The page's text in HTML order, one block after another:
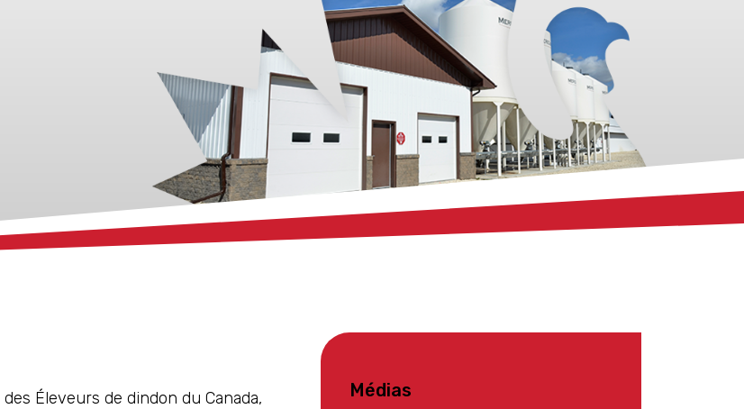
Éleveurs de dindon du Canada,
Médias